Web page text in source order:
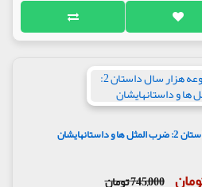
745,000 تومان